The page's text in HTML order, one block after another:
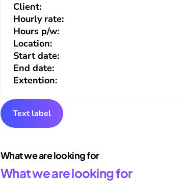
Start date:
End date:
Extention:
Client:
Hourly rate:
Hours p/w:
Location:
Text label
What we are looking for
What we are looking for